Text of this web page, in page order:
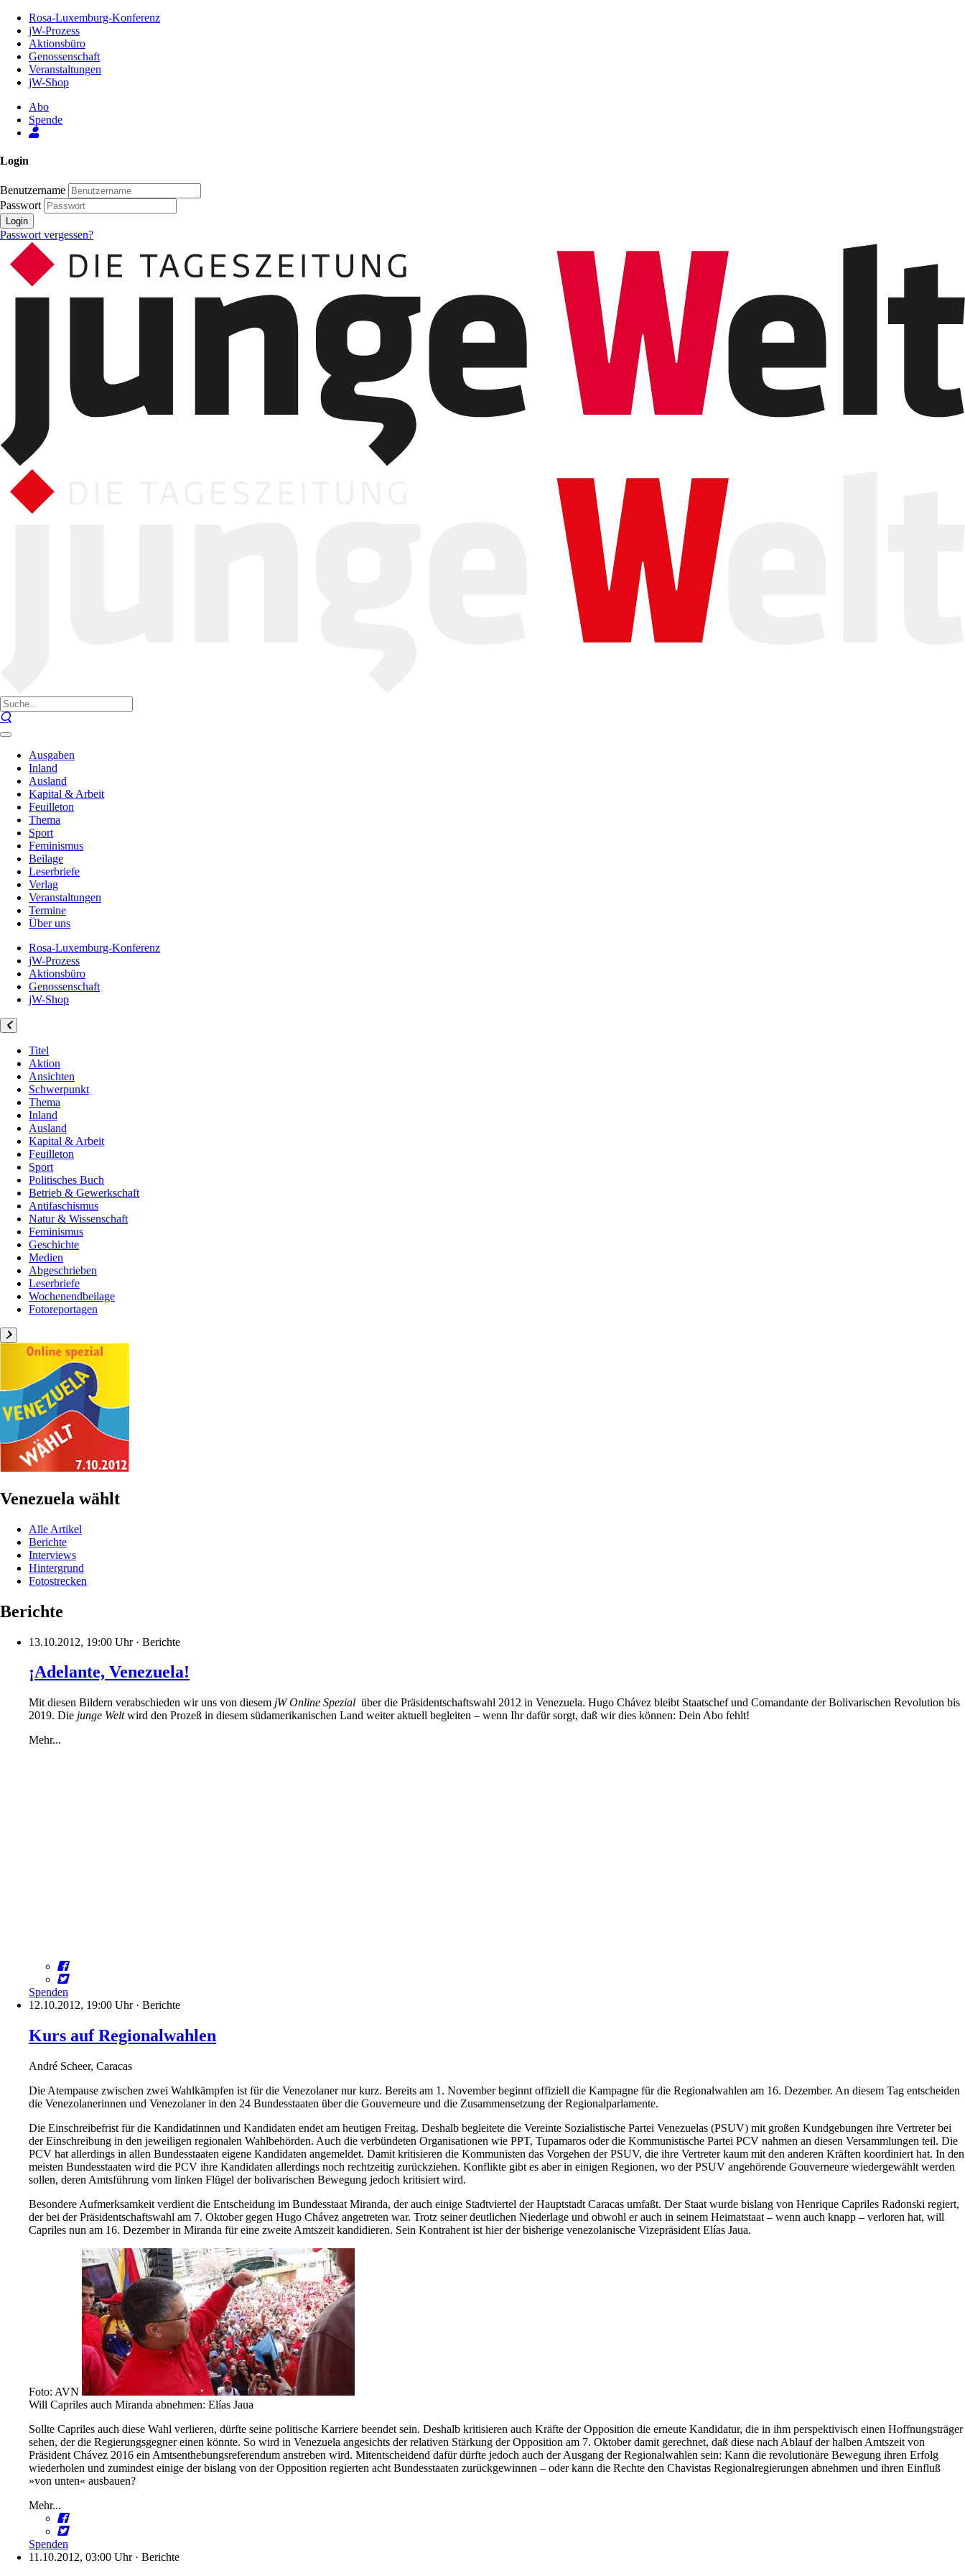
Inhalt
Seite
Rosa-Luxemburg-Konferenz
jW-Prozess
Aktionsbüro
Genossenschaft
Veranstaltungen
jW-Shop
Abo
Spende
Login
Benutzername
Passwort
Login
Passwort vergessen?
Ausgaben
Inland
Ausland
Kapital & Arbeit
Feuilleton
Thema
Sport
Feminismus
Beilage
Leserbriefe
Verlag
Veranstaltungen
Termine
Über uns
Rosa-Luxemburg-Konferenz
jW-Prozess
Aktionsbüro
Genossenschaft
jW-Shop
Titel
Aktion
Ansichten
Schwerpunkt
Thema
Inland
Ausland
Kapital & Arbeit
Feuilleton
Sport
Politisches Buch
Betrieb & Gewerkschaft
Antifaschismus
Natur & Wissenschaft
Feminismus
Geschichte
Medien
Abgeschrieben
Leserbriefe
Wochenendbeilage
Fotoreportagen
Venezuela wählt
Alle Artikel
Berichte
Interviews
Hintergrund
Fotostrecken
Berichte
13.10.2012, 19:00 Uhr· Berichte
¡Adelante, Venezuela!
Mit diesen Bildern verabschieden wir uns von diesem jW Online Spezial über die Präsidentschaftswahl 2012 in Venezuela. Hugo Chávez bleibt Staatschef und Comandante der Bolivarischen Revolution bis
2019. Die junge Weltwird den Prozeß in diesem südamerikanischen Land weiter aktuell begleiten – wenn Ihr dafür sorgt, daß wir dies können: Dein Abo fehlt!
Mehr...
Spenden
12.10.2012, 19:00 Uhr· Berichte
Kurs auf Regionalwahlen
André Scheer, Caracas
Die Atempause zwischen zwei Wahlkämpfen ist für die Venezolaner nur kurz. Bereits am 1. November beginnt offiziell die Kampagne für die Regionalwahlen am 16. Dezember. An diesem Tag entscheiden
die Venezolanerinnen und Venezolaner in den 24 Bundesstaaten über die Gouverneure und die Zusammensetzung der Regionalparlamente.
Die Einschreibefrist für die Kandidatinnen und Kandidaten endet am heutigen Freitag. Deshalb begleitete die Vereinte Sozialistische Partei Venezuelas (PSUV) mit großen Kundgebungen ihre Vertreter bei
der Einschreibung in den jeweiligen regionalen Wahlbehörden. Auch die verbündeten Organisationen wie PPT, Tupamaros oder die Kommunistische Partei PCV nahmen an diesen Versammlungen teil. Die
PCV hat allerdings in allen Bundesstaaten eigene Kandidaten angemeldet. Damit kritisieren die Kommunisten das Vorgehen der PSUV, die ihre Vertreter kaum mit den anderen Kräften koordiniert hat. In den
meisten Bundesstaaten wird die PCV ihre Kandidaten allerdings noch rechtzeitig zurückziehen. Konflikte gibt es aber in einigen Regionen, wo der PSUV angehörende Gouverneure wiedergewählt werden
sollen, deren Amtsführung vom linken Flügel der bolivarischen Bewegung jedoch kritisiert wird.
Besondere Aufmerksamkeit verdient die Entscheidung im Bundesstaat Miranda, der auch einige Stadtviertel der Hauptstadt Caracas umfaßt. Der Staat wurde bislang von Henrique Capriles Radonski regiert,
der bei der Präsidentschaftswahl am 7. Oktober gegen Hugo Chávez angetreten war. Trotz seiner deutlichen Niederlage und obwohl er auch in seinem Heimatstaat – wenn auch knapp – verloren hat, will
Capriles nun am 16. Dezember in Miranda für eine zweite Amtszeit kandidieren. Sein Kontrahent ist hier der bisherige venezolanische Vizepräsident Elías Jaua.
Foto: AVN
Will Capriles auch Miranda abnehmen: Elías Jaua
Sollte Capriles auch diese Wahl verlieren, dürfte seine politische Karriere beendet sein. Deshalb kritisieren auch Kräfte der Opposition die erneute Kandidatur, die in ihm perspektivisch einen Hoffnungsträger
sehen, der die Regierungsgegner einen könnte. So wird in Venezuela angesichts der relativen Stärkung der Opposition am 7. Oktober damit gerechnet, daß diese nach Ablauf der halben Amtszeit von
Präsident Chávez 2016 ein Amtsenthebungsreferendum anstreben wird. Mitentscheidend dafür dürfte jedoch auch der Ausgang der Regionalwahlen sein: Kann die revolutionäre Bewegung ihren Erfolg
wiederholen und zumindest einige der bislang von der Opposition regierten acht Bundesstaaten zurückgewinnen – oder kann die Rechte den Chavistas Regionalregierungen abnehmen und ihren Einfluß
»von unten« ausbauen?
Mehr...
Spenden
11.10.2012, 03:00 Uhr· Berichte